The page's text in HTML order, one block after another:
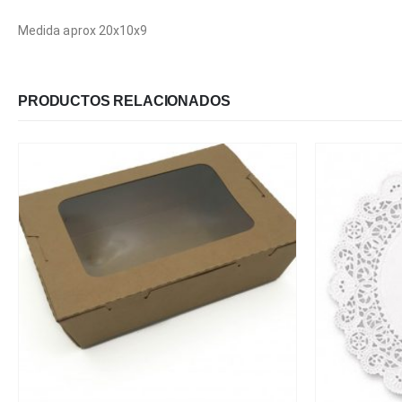
Medida aprox 20x10x9
PRODUCTOS RELACIONADOS